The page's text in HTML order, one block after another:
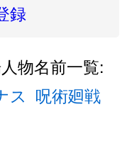
録
物名前一覧:
ス 呪術廻戦